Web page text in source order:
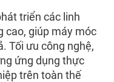
triển các linh
cao, giúp máy móc
Tối ưu công nghệ,
ứng dụng thực
trên toàn thế